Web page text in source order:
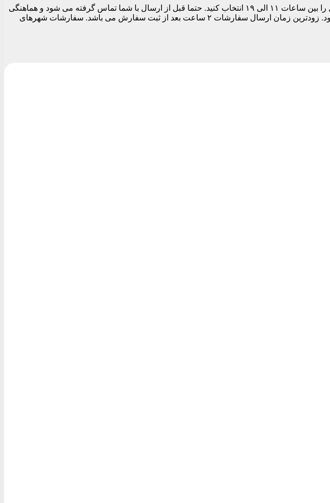
مشتری های ساکن تهران می توانید در قسمت نهایی سفارش قبل از تسویه حساب تاریخ و بازه زمانی ارسال را بین ساعات ۱۱ الی ۱۹ انتخاب کنید. حتما قبل از ارسال با شما تماس گرفته می شود و هماهنگی
های لازم برای ارسال مرسوله انجام می شود. بدیهی است تا زمان پاسخگویی شما سفارشات ارسال نمی شود. زودترین زمان ارسال سفارشات ۲ ساعت بعد از ثبت سفارش می باشد. سفارشات شهرهای